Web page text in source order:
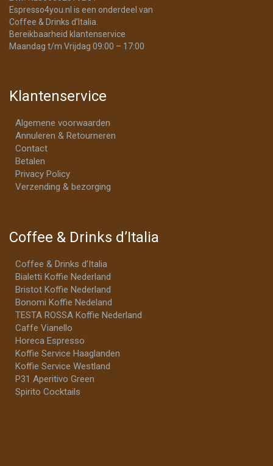
Espresso4you.nl is een onderdeel van
Coffee & Drinks d’Italia.
Bereikbaarheid klantenservice
Maandag t/m Vrijdag 09:00 – 17:00
Klantenservice
Algemene voorwaarden
Annuleren & Retourneren
Contact
Betalen
Privacy Policy
Verzending & bezorging
Coffee & Drinks d’Italia
Coffee & Drinks d’Italia
Bialetti Koffie Nederland
Bristot Koffie Nederland
Bonomi Koffie Nedeland
TESTA ROSSA Koffie Nederland
Caffe Vianello
Horeca Espresso
Koffie Service Haaglanden
Koffie Service Westland
P31 Aperitivo Green
Spirito Cocktails